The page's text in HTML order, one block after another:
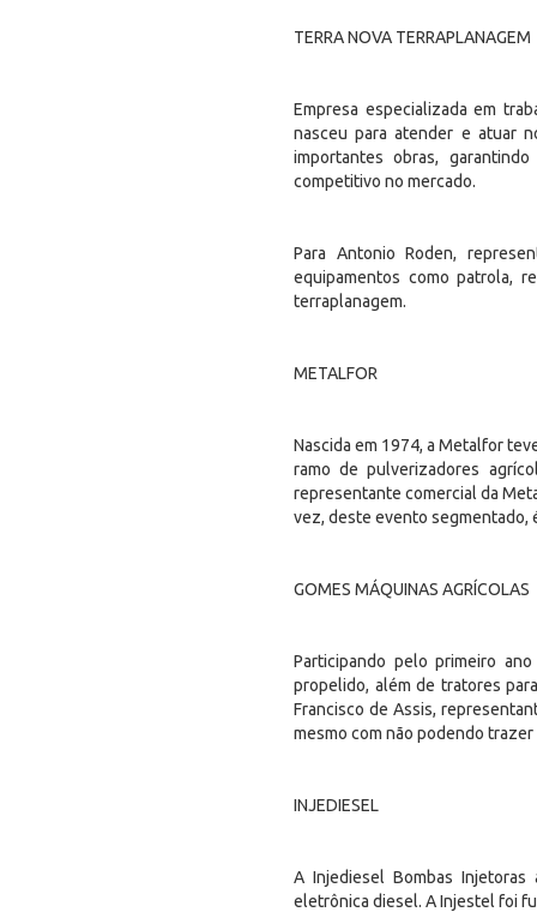
TERRA NOVA TERRAPLANAGEM
Empresa especializada em
nasceu para atender e atuar
importantes obras,
competitivo no mercado.
Para Antonio Roden,
equipamentos como patrola,
terraplanagem.
METALFOR
Nascida em 1974, a Metalfor
ramo de pulverizadores
representante comercial da
vez, deste evento segmentado,
GOMES MÁQUINAS AGRÍCOLAS
Participando pelo primeiro
propelido, além de tratores
Francisco de Assis,
mesmo com não podendo
INJEDIESEL
A Injediesel Bombas
eletrônica diesel. A Injestel foi